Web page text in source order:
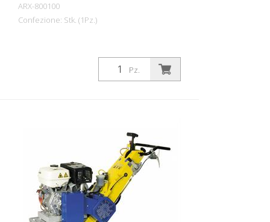
ARX-800100
Confezione: Stk. (1Pz.)
Pz.